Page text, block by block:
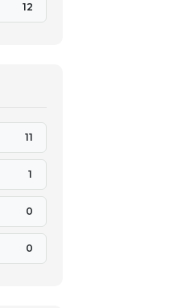
12
11
1
0
0